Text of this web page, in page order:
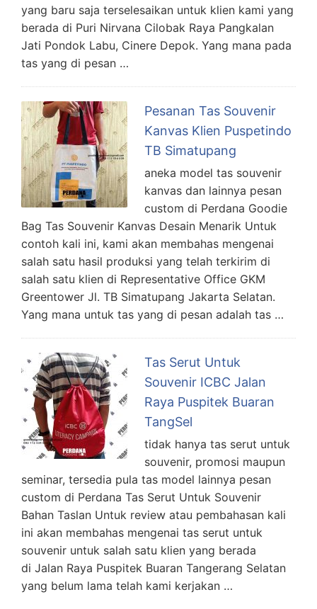
yang baru saja terselesaikan untuk klien kami yang
berada di Puri Nirvana Cilobak Raya Pangkalan
Jati Pondok Labu, Cinere Depok. Yang mana pada
tas yang di pesan …
Pesanan Tas Souvenir
Kanvas Klien Puspetindo
TB Simatupang
aneka model tas souvenir
kanvas dan lainnya pesan
custom di Perdana Goodie
Bag Tas Souvenir Kanvas Desain Menarik Untuk
contoh kali ini, kami akan membahas mengenai
salah satu hasil produksi yang telah terkirim di
salah satu klien di Representative Office GKM
Greentower Jl. TB Simatupang Jakarta Selatan.
Yang mana untuk tas yang di pesan adalah tas …
Tas Serut Untuk
Souvenir ICBC Jalan
Raya Puspitek Buaran
TangSel
tidak hanya tas serut untuk
souvenir, promosi maupun
seminar, tersedia pula tas model lainnya pesan
custom di Perdana Tas Serut Untuk Souvenir
Bahan Taslan Untuk review atau pembahasan kali
ini akan membahas mengenai tas serut untuk
souvenir untuk salah satu klien yang berada
di Jalan Raya Puspitek Buaran Tangerang Selatan
yang belum lama telah kami kerjakan …